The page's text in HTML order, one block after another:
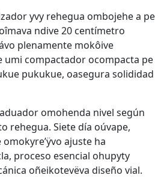
yvy rehegua ombojehe a pe
ndive 20 centímetro
plenamente mokôive
umi compactador ocompacta pe
pukukue, oasegura solididad
omohenda nivel según
rehegua. Siete día oúvape,
ajuste ha
proceso esencial ohupyty
oñeikotevëva diseño vial.